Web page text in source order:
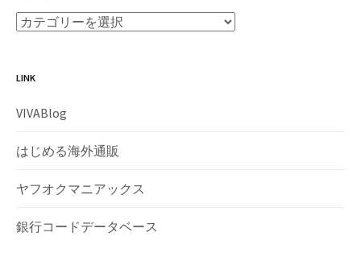
LINK
VIVABlog
はじめる海外通販
ヤフオクマニアックス
銀行コードデータベース